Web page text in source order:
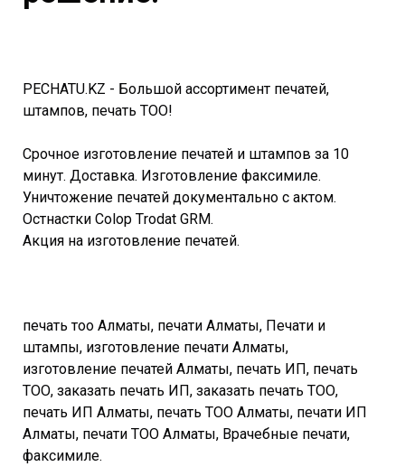
PECHATU.KZ - Большой ассортимент печатей,
штампов, печать ТОО!
Срочное изготовление печатей и штампов за 10
минут. Доставка. Изготовление факсимиле.
Уничтожение печатей документально с актом.
Остнастки Colop Тrodat GRM.
Акция на изготовление печатей.
печать тоо Алматы, печати Алматы, Печати и
штампы, изготовление печати Алматы,
изготовление печатей Алматы, печать ИП, печать
ТОО, заказать печать ИП, заказать печать ТОО,
печать ИП Алматы, печать ТОО Алматы, печати ИП
Алматы, печати ТОО Алматы, Врачебные печати,
факсимиле.